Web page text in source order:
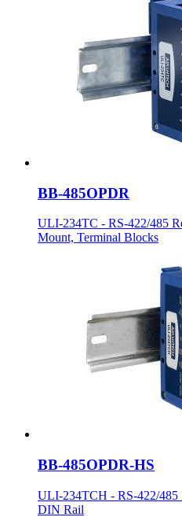
BB-485OPDR
ULI-234TC - RS-422/485
Mount, Terminal Blocks
BB-485OPDR-HS
ULI-234TCH - RS-422/485
DIN Rail